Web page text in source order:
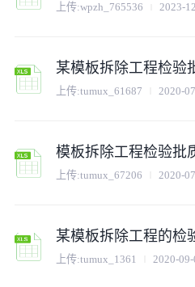
上传:wpzh_765536 2023-
某模板拆除工程检验
上传:tumux_61687 2020-
模板拆除工程检验批
上传:tumux_67206 2020-
某模板拆除工程的检
上传:tumux_1361 2020-09-